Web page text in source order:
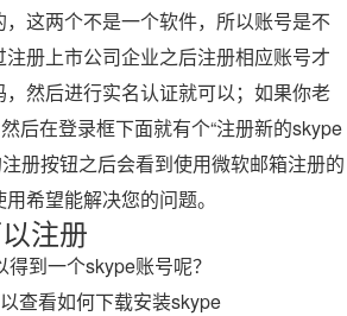
这两个不是一个软件，所以账号是不
册上市公司企业之后注册相应账号才
然后进行实名认证就可以；如果你老
后在登录框下面就有个“注册新的skype
册按钮之后会看到使用微软邮箱注册的
希望能解决您的问题。
注册
到一个skype账号呢？
查看如何下载安装skype